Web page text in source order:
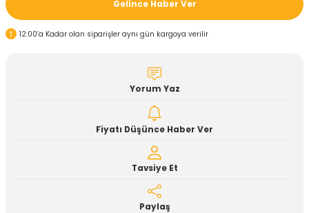
Gelince Haber Ver
12:00’a Kadar olan siparişler aynı gün kargoya verilir
Yorum Yaz
Fiyatı Düşünce Haber Ver
Tavsiye Et
Paylaş